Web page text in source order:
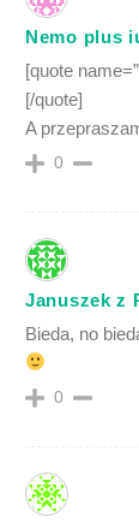
Nemo plus
[quote
[/quote]
A
0
Januszek z
Bieda, no
0